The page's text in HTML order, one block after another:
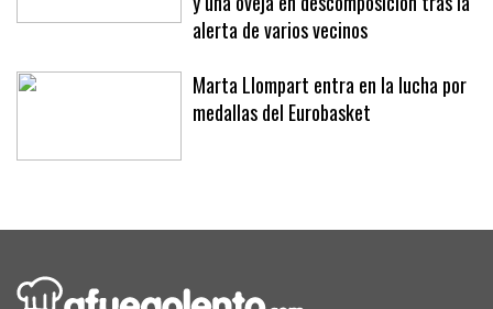
Islas: Dos caballos muertos, uno grave
y una oveja en descomposición tras la
alerta de varios vecinos
Marta Llompart entra en la lucha por